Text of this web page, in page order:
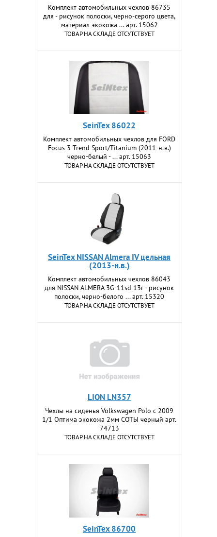
Комплект автомобильных чехлов 86735
для - рисунок полоски, черно-серого цвета,
материал экокожа ... арт. 15062
ТОВАР НА СКЛАДЕ ОТСУТСТВУЕТ
SeinTex 86022
Комплект автомобильных чехлов для FORD
Focus 3 Trend Sport/Titanium (2011-н.в.)
черно-белый - ... арт. 15063
ТОВАР НА СКЛАДЕ ОТСУТСТВУЕТ
SeinTex NISSAN Almera IV цельная
(2013-н.в.)
Комплект автомобильных чехлов 86043
для NISSAN ALMERA 3G-11sd 13г - рисунок
полоски, черно-белого ... арт. 15320
ТОВАР НА СКЛАДЕ ОТСУТСТВУЕТ
LION LN357
Чехлы на сиденья Volkswagen Polo c 2009
1/1 Оптима экокожа 2мм СОТЫ черный арт.
74713
ТОВАР НА СКЛАДЕ ОТСУТСТВУЕТ
SeinTex 86700